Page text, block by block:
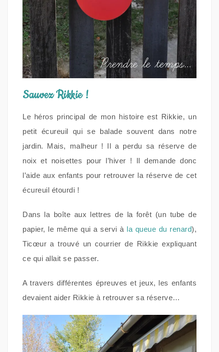
Sauvez Rikkie !
Le héros principal de mon histoire est Rikkie, un
petit écureuil qui se balade souvent dans notre
jardin. Mais, malheur ! Il a perdu sa réserve de
noix et noisettes pour l’hiver ! Il demande donc
l’aide aux enfants pour retrouver la réserve de cet
écureuil étourdi !
Dans la boîte aux lettres de la forêt (un tube de
papier, le même qui a servi à la queue du renard),
Ticœur a trouvé un courrier de Rikkie expliquant
ce qui allait se passer.
A travers différentes épreuves et jeux, les enfants
devaient aider Rikkie à retrouver sa réserve…